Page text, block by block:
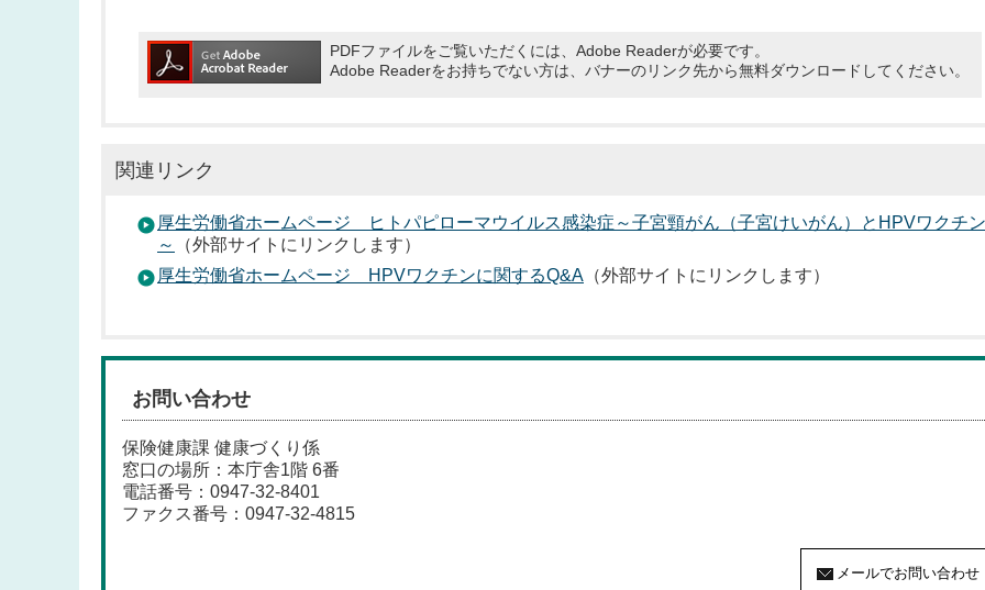
PDFファイルをご覧いただくには、Adobe Readerが必要です。
Adobe Readerをお持ちでない方は、バナーのリンク先から無料ダウンロードしてください。
関連リンク
厚生労働省ホームページ ヒトパピローマウイルス感染症～子宮頸がん（子宮けいがん）とHPVワクチン
～
（外部サイトにリンクします）
厚生労働省ホームページ HPVワクチンに関するQ&A （外部サイトにリンクします）
お問い合わせ
保険健康課 健康づくり係
窓口の場所：本庁舎1階 6番
電話番号： 0947-32-8401
ファクス番号：0947-32-4815